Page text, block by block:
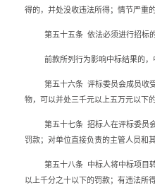
得的，并处没收违法所得；情节严重
第五十五条 依法必须进行招标
前款所列行为影响中标结果的，
第五十六条 评标委员会成员收
物，可以并处三千元以上五万元以下
第五十七条 招标人在评标委员
罚款；对单位直接负责的主管人员和
第五十八条 中标人将中标项目
以上千分之十以下的罚款；有违法所